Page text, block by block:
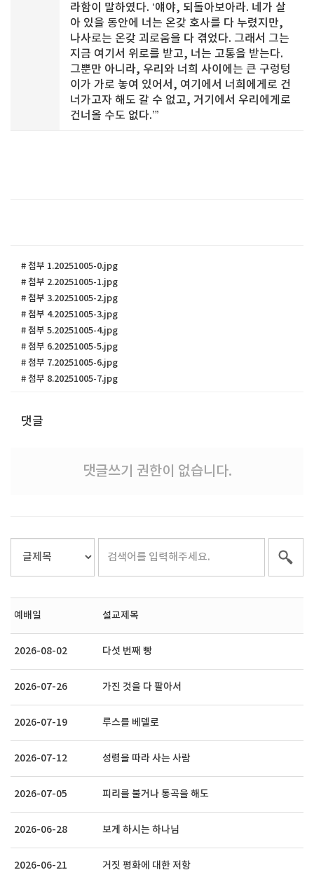
라함이 말하였다. ‘얘야, 되돌아보아라. 네가 살
아 있을 동안에 너는 온갖 호사를 다 누렸지만,
나사로는 온갖 괴로움을 다 겪었다. 그래서 그는
지금 여기서 위로를 받고, 너는 고통을 받는다.
그뿐만 아니라, 우리와 너희 사이에는 큰 구렁텅
이가 가로 놓여 있어서, 여기에서 너희에게로 건
너가고자 해도 갈 수 없고, 거기에서 우리에게로
건너올 수도 없다.’”
# 첨부 1.20251005-0.jpg
# 첨부 2.20251005-1.jpg
# 첨부 3.20251005-2.jpg
# 첨부 4.20251005-3.jpg
# 첨부 5.20251005-4.jpg
# 첨부 6.20251005-5.jpg
# 첨부 7.20251005-6.jpg
# 첨부 8.20251005-7.jpg
댓글
댓글쓰기 권한이 없습니다.
예배일 설교제목
2026-08-02 다섯 번째 빵
2026-07-26 가진 것을 다 팔아서
2026-07-19 루스를 베델로
2026-07-12 성령을 따라 사는 사람
2026-07-05 피리를 불거나 통곡을 해도
2026-06-28 보게 하시는 하나님
2026-06-21 거짓 평화에 대한 저항